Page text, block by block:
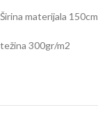
Širina materijala 150cm
težina 300gr/m2